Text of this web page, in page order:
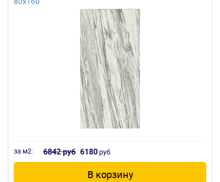
за м2: 6842 руб 6180 руб
В корзину